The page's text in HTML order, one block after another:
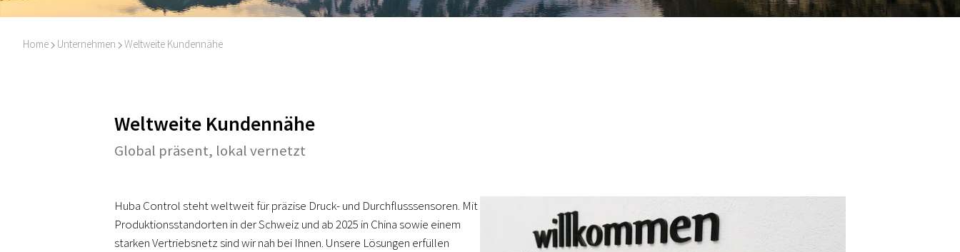
Home I Unternehmen I Weltweite Kundennähe
Weltweite Kundennähe
Global präsent, lokal vernetzt
Huba Control steht weltweit für präzise Druck- und Durchflusssensoren. Mit
Produktionsstandorten in der Schweiz und ab 2025 in China sowie einem
starken Vertriebsnetz sind wir nah bei Ihnen. Unsere Lösungen erfüllen